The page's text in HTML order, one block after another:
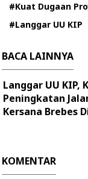
#Kuat Dugaan
#Langgar UU KIP
BACA LAINNYA
Langgar UU KIP,
Peningkatan
Kersana Brebes
KOMENTAR